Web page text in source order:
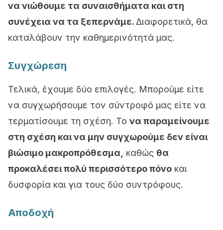
να νιώθουμε τα συναισθήματα και στη
συνέχεια να τα ξεπερνάμε. Διαφορετικά, θα
καταλάβουν την καθημερινότητά μας.
Συγχώρεση
Τελικά, έχουμε δύο επιλογές. Μπορούμε είτε
να συγχωρήσουμε τον σύντροφό μας είτε να
τερματίσουμε τη σχέση. Το να παραμείνουμε
στη σχέση και να μην συγχωρούμε δεν είναι
βιώσιμο μακροπρόθεσμα,
καθώς θα
προκαλέσει πολύ περισσότερο πόνο και
δυσφορία και για τους δύο συντρόφους.
Αποδοχή